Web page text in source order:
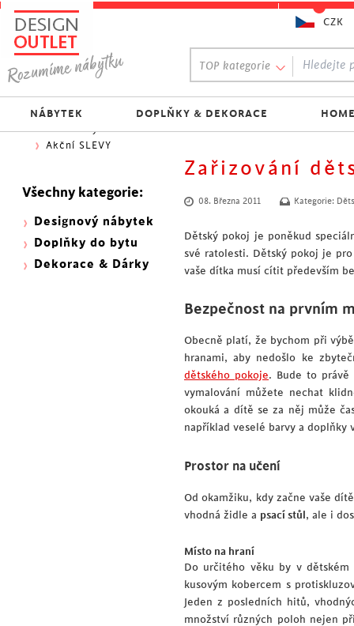
Zařizování
08. Března 2011 Kategorie:
Dětský pokoj je poněkud
své ratolesti. Dětský pokoj je
vaše dítka musí cítit především
Bezpečnost na prvním
Obecně platí, že bychom při
hranami, aby nedošlo ke
dětského pokoje. Bude to
vymalování můžete nechat
okouká a dítě se za něj může
například veselé barvy a doplňky
Prostor na učení
Od okamžiku, kdy začne vaše
vhodná židle a psací stůl , ale i
Místo na hraní
Do určitého věku by v
kusovým kobercem s
Jeden z posledních hitů,
množství různých poloh nejen
Oblíbený výběr:
300 NOVINEK
333 BESTSELLERŮ
Nejlevnější do 1.500 Kč
Skladovky
Akční SLEVY
Všechny kategorie:
Designový nábytek
Doplňky do bytu
Dekorace & Dárky
TOP kategorie
NÁBYTEK DOPLŇKY & DEKORACE
CZK